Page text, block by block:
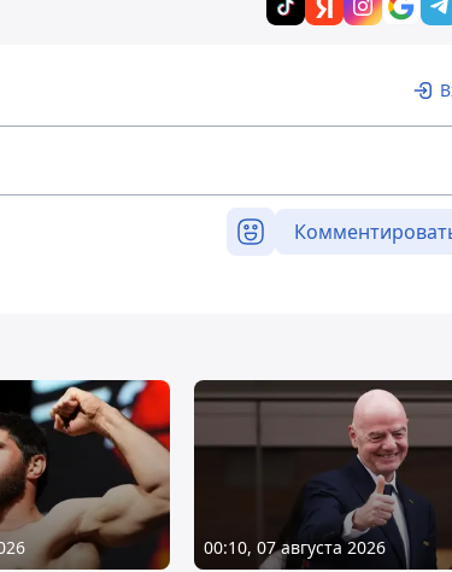
00:10, 07 августа 2026